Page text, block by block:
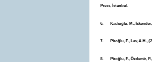
Press, İstanbul.
6. Kadıoğlu, M., İskender,
7. Piroğlu, F., Lav, A.H.,
8. Piroğlu, F., Özdemir, P.,